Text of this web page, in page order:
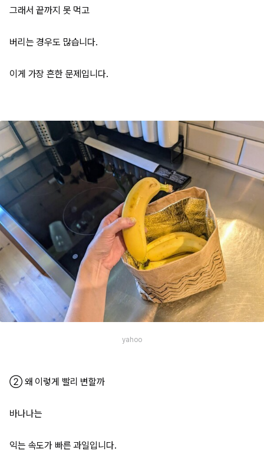
그래서 끝까지 못 먹고
버리는 경우도 많습니다.
이게 가장 흔한 문제입니다.
yahoo
② 왜 이렇게 빨리 변할까
바나나는
익는 속도가 빠른 과일입니다.